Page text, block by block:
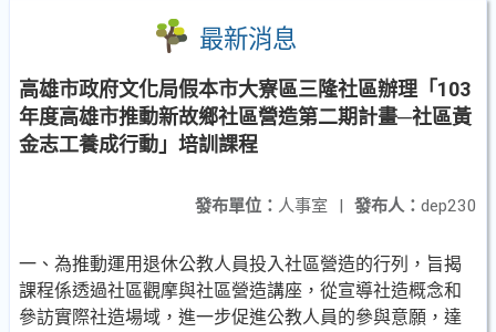
最新消息
高雄市政府文化局假本市大寮區三隆社區辦理「103
年度高雄市推動新故鄉社區營造第二期計畫─社區黃
金志工養成行動」培訓課程
發布人： dep230
發布單位： 人事室 |
一、為推動運用退休公教人員投入社區營造的行列，旨揭
課程係透過社區觀摩與社區營造講座，從宣導社造概念和
參訪實際社造場域，進一步促進公教人員的參與意願，達